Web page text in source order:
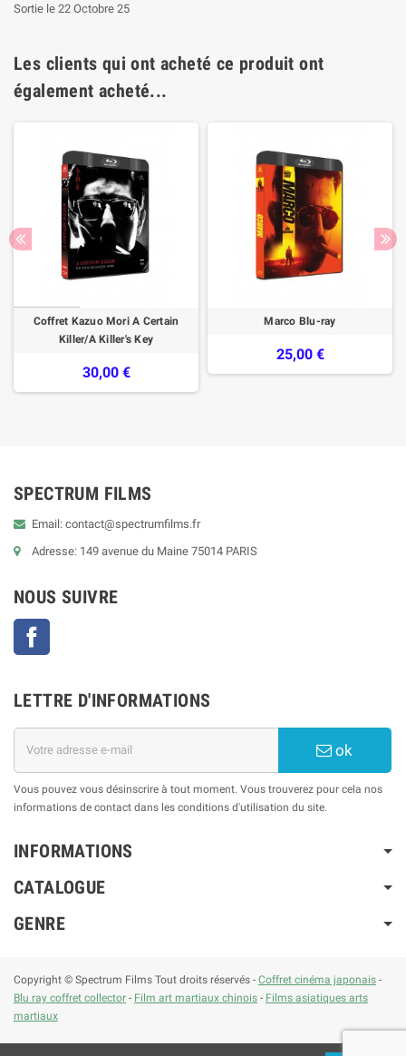
Sortie le 22 Octobre 25
Les clients qui ont acheté ce produit ont
également acheté...
Coffret Kazuo Mori A Certain
Killer/A Killer's Key
30,00 €
Marco Blu-ray
25,00 €
SPECTRUM FILMS
Email: contact@spectrumfilms.fr
Adresse: 149 avenue du Maine 75014 PARIS
NOUS SUIVRE
LETTRE D'INFORMATIONS
ok
Vous pouvez vous désinscrire à tout moment. Vous trouverez pour cela nos
informations de contact dans les conditions d'utilisation du site.
INFORMATIONS
CATALOGUE
GENRE
Copyright © Spectrum Films Tout droits réservés - Coffret cinéma japonais -
Blu ray coffret collector - Film art martiaux chinois - Films asiatiques arts
martiaux